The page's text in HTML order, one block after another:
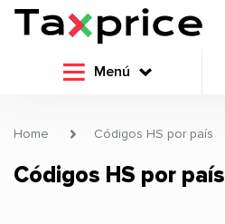
Menú
Home Códigos HS por país
Códigos HS por país